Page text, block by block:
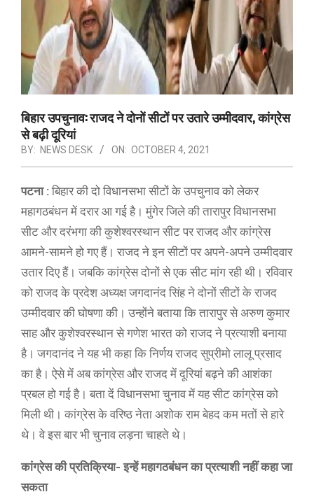
बिहार उपचुनाव: राजद ने दोनों सीटों पर उतारे उम्मीदवार, कांग्रेस
से बढ़ी दूरियां
BY: NEWS DESK ON: OCTOBER 4, 2021
पटना : बिहार की दो विधानसभा सीटों के उपचुनाव को लेकर
महागठबंधन में दरार आ गई है। मुंगेर जिले की तारापुर विधानसभा
सीट और दरंभगा की कुशेश्वरस्थान सीट पर राजद और कांग्रेस
आमने-सामने हो गए हैं। राजद ने इन सीटों पर अपने-अपने उम्मीदवार
उतार दिए हैं। जबकि कांग्रेस दोनों से एक सीट मांग रही थी। रविवार
को राजद के प्रदेश अध्यक्ष जगदानंद सिंह ने दोनों सीटों के राजद
उम्मीदवार की घोषणा की। उन्होंने बताया कि तारापुर से अरुण कुमार
साह और कुशेश्वरस्थान से गणेश भारत को राजद ने प्रत्याशी बनाया
है। जगदानंद ने यह भी कहा कि निर्णय राजद सुप्रीमो लालू प्रसाद
का है। ऐसे में अब कांग्रेस और राजद में दूरियां बढ़ने की आशंका
प्रबल हो गई है। बता दें विधानसभा चुनाव में यह सीट कांग्रेस को
मिली थी। कांग्रेस के वरिष्ठ नेता अशोक राम बेहद कम मतों से हारे
थे। वे इस बार भी चुनाव लड़ना चाहते थे।
कांग्रेस की प्रतिक्रिया- इन्हें महागठबंधन का प्रत्याशी नहीं कहा जा
सकता